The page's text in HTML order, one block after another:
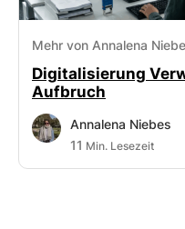
Mehr von Annalena
Digitalisierung
Aufbruch
Annalena Niebes
11 Min. Lesezeit